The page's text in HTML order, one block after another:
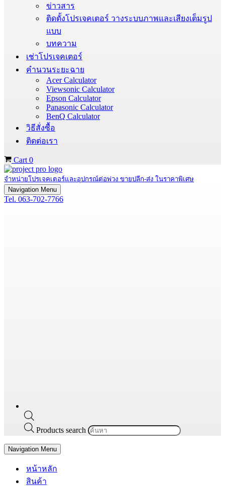
ข่าวสาร
ติดตั้งโปรเจคเตอร์ วางระบบภาพและเสียงเต็มรูป
แบบ
บทความ
เช่าโปรเจคเตอร์
คำนวนระยะฉาย
Acer Calculator
Viewsonic Calculator
Epson Calculator
Panasonic Calculator
BenQ Calculator
วิธีสั่งซื้อ
ติดต่อเรา
Cart 0
จำหน่ายโปรเจคเตอร์และอุปกรณ์ต่อพ่วง ขายปลีก-ส่ง ในราคาพิเศษ
Navigation Menu
Tel. 063-702-7766
Products search
Navigation Menu
หน้าหลัก
สินค้า